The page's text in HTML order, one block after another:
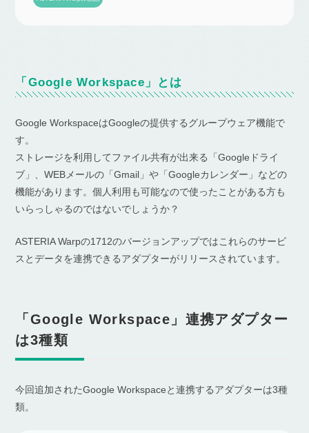
「Google Workspace」とは
Google WorkspaceはGoogleの提供するグループウェア機能で
す。
ストレージを利用してファイル共有が出来る「Googleドライ
ブ」、WEBメールの「Gmail」や「Googleカレンダー」などの
機能があります。個人利用も可能なので使ったことがある方も
いらっしゃるのではないでしょうか？
ASTERIA Warpの1712のバージョンアップではこれらのサービ
スとデータを連携できるアダプターがリリースされています。
「Google Workspace」連携アダプター
は3種類
今回追加されたGoogle Workspaceと連携するアダプターは3種
類。